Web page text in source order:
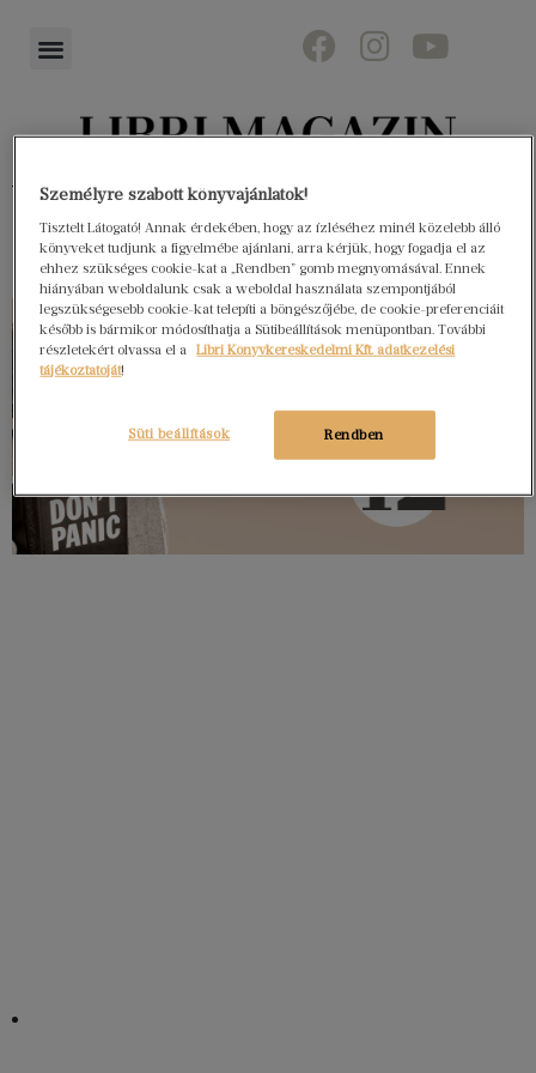
Könyvektől az olvasókig
Személyre szabott könyvajánlatok!
Tisztelt Látogató! Annak érdekében, hogy az ízléséhez minél közelebb álló
könyveket tudjunk a figyelmébe ajánlani, arra kérjük, hogy fogadja el az
ehhez szükséges cookie-kat a „Rendben” gomb megnyomásával. Ennek
hiányában weboldalunk csak a weboldal használata szempontjából
legszükségesebb cookie-kat telepíti a böngészőjébe, de cookie-preferenciáit
később is bármikor módosíthatja a Sütibeállítások menüpontban. További
részletekért olvassa el a
Libri Könyvkereskedelmi Kft. adatkezelési
tájékoztatóját!
Rendben
Süti beállítások